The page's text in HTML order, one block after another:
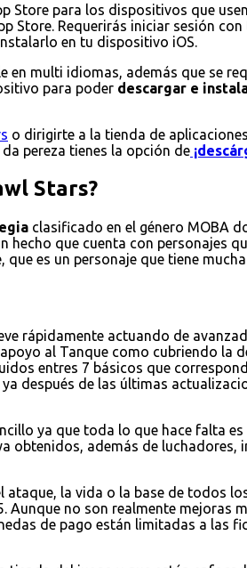
Store para los dispositivos que
Store. Requerirás iniciar sesión
en tu dispositivo iOS.
en multi idiomas, además que se
para poder descargar e
o dirigirte a la tienda de
pereza tienes la opción de
Stars?
clasificado en el género MOBA
hecho que cuenta con personajes
es un personaje que tiene
rápidamente actuando de
al Tanque como cubriendo la
entres 7 básicos que
después de las últimas
ya que toda lo que hace falta
obtenidos, además de
la vida o la base de todos
no son realmente mejoras
de pago están limitadas a las